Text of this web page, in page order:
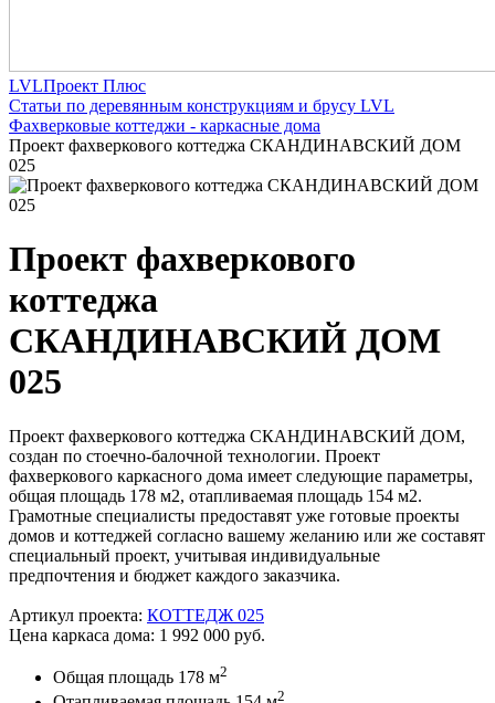
LVLПроект Плюс
Статьи по деревянным конструкциям и брусу LVL
Фахверковые коттеджи - каркасные дома
Проект фахверкового коттеджа СКАНДИНАВСКИЙ ДОМ
025
Проект фахверкового
коттеджа
СКАНДИНАВСКИЙ ДОМ
025
Проект фахверкового коттеджа СКАНДИНАВСКИЙ ДОМ,
создан по стоечно-балочной технологии. Проект
фахверкового каркасного дома имеет следующие параметры,
общая площадь 178 м2, отапливаемая площадь 154 м2.
Грамотные специалисты предоставят уже готовые проекты
домов и коттеджей согласно вашему желанию или же составят
специальный проект, учитывая индивидуальные
предпочтения и бюджет каждого заказчика.
Артикул проекта: КОТТЕДЖ 025
Цена каркаса дома: 1 992 000 руб.
Общая площадь 178 м2
2